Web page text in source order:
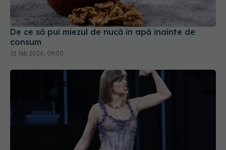
De ce să pui miezul de nucă în apă înainte de
consum
01 feb 2026, 09:00